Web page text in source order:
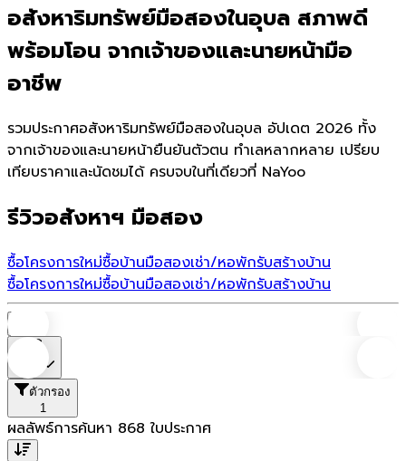
อสังหาริมทรัพย์มือสองในอุบล สภาพดี
พร้อมโอน จากเจ้าของและนายหน้ามือ
อาชีพ
รวมประกาศอสังหาริมทรัพย์มือสองในอุบล อัปเดต 2026 ทั้ง
จากเจ้าของและนายหน้ายืนยันตัวตน ทำเลหลากหลาย เปรียบ
เทียบราคาและนัดชมได้ ครบจบในที่เดียวที่ NaYoo
รีวิวอสังหาฯ มือสอง
ซื้อโครงการใหม่ซื้อบ้านมือสองเช่า/หอพักรับสร้างบ้าน
ซื้อโครงการใหม่ซื้อบ้านมือสองเช่า/หอพักรับสร้างบ้าน
ตัวกรอง
1
ผลลัพธ์การค้นหา 868 ใบประกาศ